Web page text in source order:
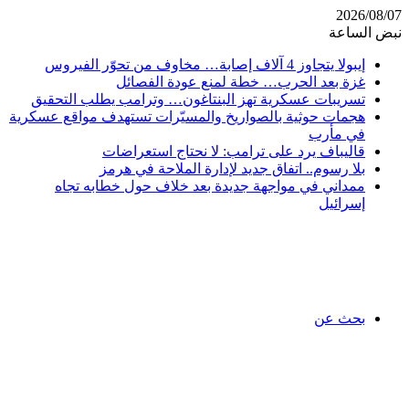
2026/08/07
نبض الساعة
إيبولا يتجاوز 4 آلاف إصابة… مخاوف من تحوّر الفيروس
غزة بعد الحرب… خطة لمنع عودة الفصائل
تسريبات عسكرية تهز البنتاغون… وترامب يطلب التحقيق
هجمات حوثية بالصواريخ والمسيّرات تستهدف مواقع عسكرية
في مأرب
قاليباف يرد على ترامب: لا نحتاج استعراضات
بلا رسوم.. اتفاق جديد لإدارة الملاحة في هرمز
ممداني في مواجهة جديدة بعد خلاف حول خطابه تجاه
إسرائيل
بحث عن